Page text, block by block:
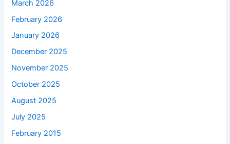
March 2026
February 2026
January 2026
December 2025
November 2025
October 2025
August 2025
July 2025
February 2015